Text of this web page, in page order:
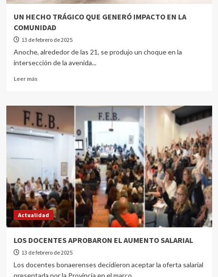
UN HECHO TRÁGICO QUE GENERÓ IMPACTO EN LA
COMUNIDAD
13 de febrero de 2025
Anoche, alrededor de las 21, se produjo un choque en la
intersección de la avenida...
Leer más
Actualidad
LOS DOCENTES APROBARON EL AUMENTO SALARIAL
13 de febrero de 2025
Los docentes bonaerenses decidieron aceptar la oferta salarial
presentada por la Provincia en el marco...